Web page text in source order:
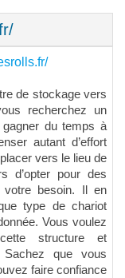
de stockage vers
recherchez un
du temps à
autant d’effort
vers le lieu de
d’opter pour des
votre besoin. Il en
type de chariot
Vous voulez
structure et
Sachez que vous
faire confiance